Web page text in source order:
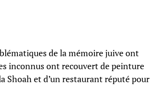
de la mémoire juive ont
inconnus ont recouvert de peinture
Shoah et d’un restaurant réputé pour